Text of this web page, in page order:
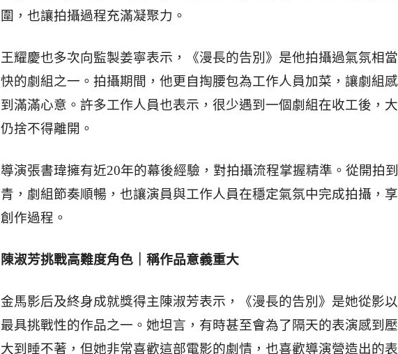
圍，也讓拍攝過程充滿凝聚力。
王耀慶也多次向監製姜寧表示，《漫長的告別》是他拍攝過氣氛相
快的劇組之一。拍攝期間，他更自掏腰包為工作人員加菜，讓劇組
到滿滿心意。許多工作人員也表示，很少遇到一個劇組在收工後，
仍捨不得離開。
導演張書瑋擁有近20年的幕後經驗，對拍攝流程掌握精準。從開拍
青，劇組節奏順暢，也讓演員與工作人員在穩定氣氛中完成拍攝，
創作過程。
陳淑芳挑戰高難度角色｜稱作品意義重大
金馬影后及終身成就獎得主陳淑芳表示，《漫長的告別》是她從影
最具挑戰性的作品之一。她坦言，有時甚至會為了隔天的表演感到
大到睡不著，但她非常喜歡這部電影的劇情，也喜歡導演營造出的